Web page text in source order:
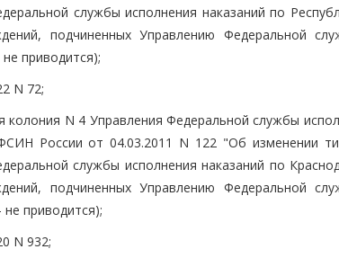
службы исполнения наказаний по
подчиненных Управлению Федеральной
приводится);
N 72;
N 4 Управления Федеральной службы
России от 04.03.2011 N 122 "Об изменении
службы исполнения наказаний по
подчиненных Управлению Федеральной
приводится);
N 932;